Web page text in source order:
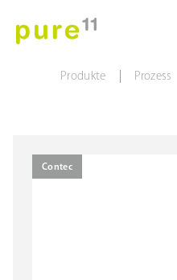
Produkte Prozess
Contec